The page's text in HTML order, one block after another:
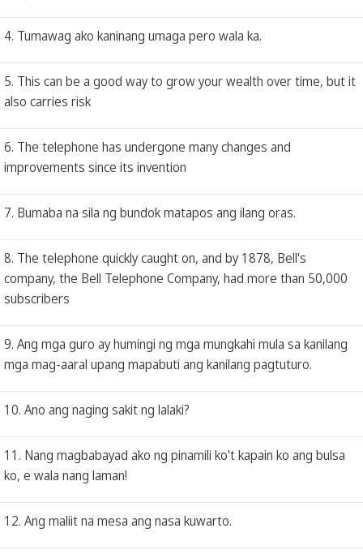
4. Tumawag ako kaninang umaga pero wala ka.
5. This can be a good way to grow your wealth over time, but it
also carries risk
6. The telephone has undergone many changes and
improvements since its invention
7. Bumaba na sila ng bundok matapos ang ilang oras.
8. The telephone quickly caught on, and by 1878, Bell's
company, the Bell Telephone Company, had more than 50,000
subscribers
9. Ang mga guro ay humingi ng mga mungkahi mula sa kanilang
mga mag-aaral upang mapabuti ang kanilang pagtuturo.
10. Ano ang naging sakit ng lalaki?
11. Nang magbabayad ako ng pinamili ko't kapain ko ang bulsa
ko, e wala nang laman!
12. Ang maliit na mesa ang nasa kuwarto.